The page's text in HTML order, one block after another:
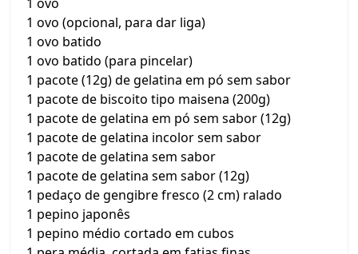
1 ovo (opcional, para dar liga)
1 ovo batido
1 ovo batido (para pincelar)
1 pacote (12g) de gelatina em pó sem sabor
1 pacote de biscoito tipo maisena (200g)
1 pacote de gelatina em pó sem sabor (12g)
1 pacote de gelatina incolor sem sabor
1 pacote de gelatina sem sabor
1 pacote de gelatina sem sabor (12g)
1 pedaço de gengibre fresco (2 cm) ralado
1 pepino japonês
1 pepino médio cortado em cubos